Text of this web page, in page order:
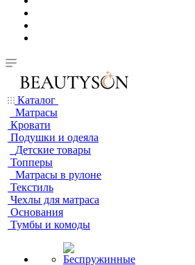
Каталог
Матрасы
Кровати
Подушки и одеяла
Детские товары
Топперы
Матрасы в рулоне
Текстиль
Чехлы для матраса
Основания
Тумбы и комоды